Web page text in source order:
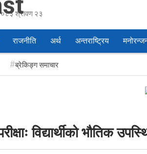
श्रावण २३
राजनीति अर्थ अन्तराष्ट्रिय
ब्रेकिङ्ग समाचार
विद्यार्थीको भौतिक